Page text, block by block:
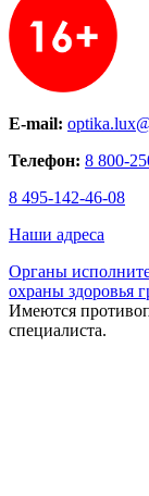
E-mail:
Телефон: 8 800-
8 495-142-46-08
Наши адреса
Органы
охраны здоровья
Имеются
специалиста.